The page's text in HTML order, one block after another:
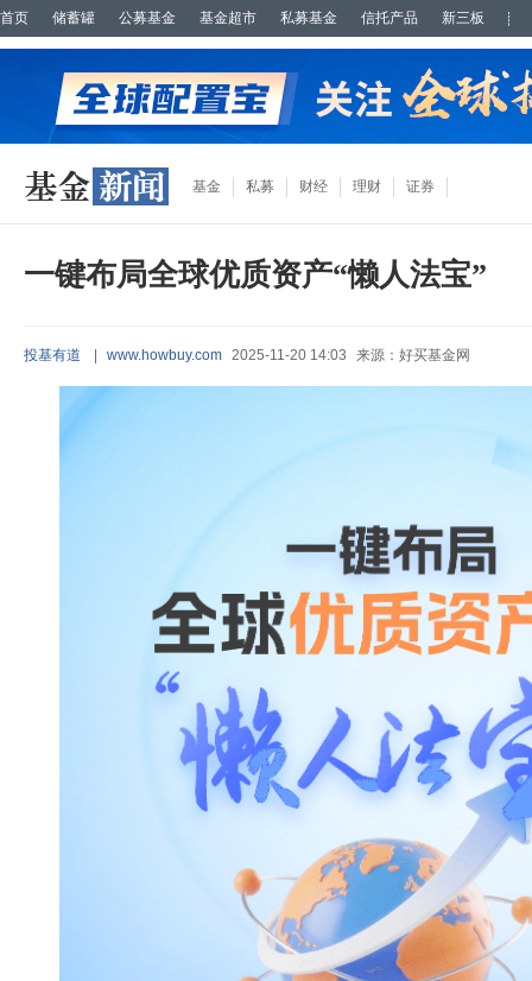
首页 储蓄罐 公募基金 基金超市 私募基金 信托产品 新三板
基金 私募 财经 理财 证券
一键布局全球优质资产“懒人法宝”
投基有道 www.howbuy.com 2025-11-20 14:03 来源：好买基金网